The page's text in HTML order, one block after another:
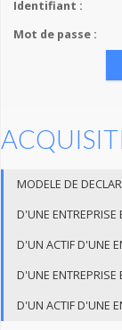
Identifiant :
Mot de passe :
MODELE DE
D'UNE ENTREPRISE
D'UN ACTIF D'UNE
D'UNE ENTREPRISE
D'UN ACTIF D'UNE